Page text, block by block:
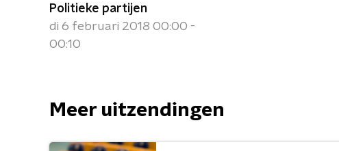
Politieke partijen
di 6 februari 2018 00:00 -
00:10
Meer uitzendingen